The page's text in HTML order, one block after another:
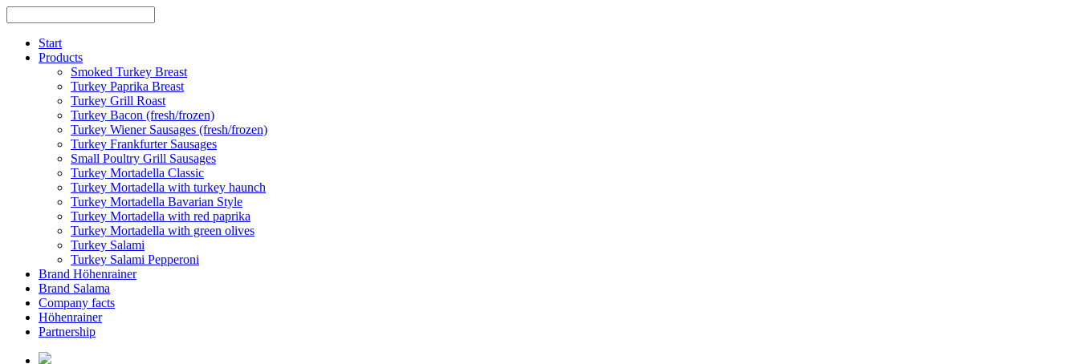
to
contentStart
Products
Smoked Turkey Breast
Turkey Paprika Breast
Turkey Grill Roast
Turkey Bacon (fresh/frozen)
Turkey Wiener Sausages (fresh/frozen)
Turkey Frankfurter Sausages
Small Poultry Grill Sausages
Turkey Mortadella Classic
Turkey Mortadella with turkey haunch
Turkey Mortadella Bavarian Style
Turkey Mortadella with red paprika
Turkey Mortadella with green olives
Turkey Salami
Turkey Salami Pepperoni
Brand Höhenrainer
Brand Salama
Company facts
Höhenrainer
Partnership